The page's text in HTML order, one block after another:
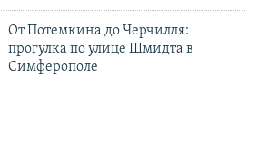
От Потемкина до Черчилля:
прогулка по улице Шмидта в
Симферополе